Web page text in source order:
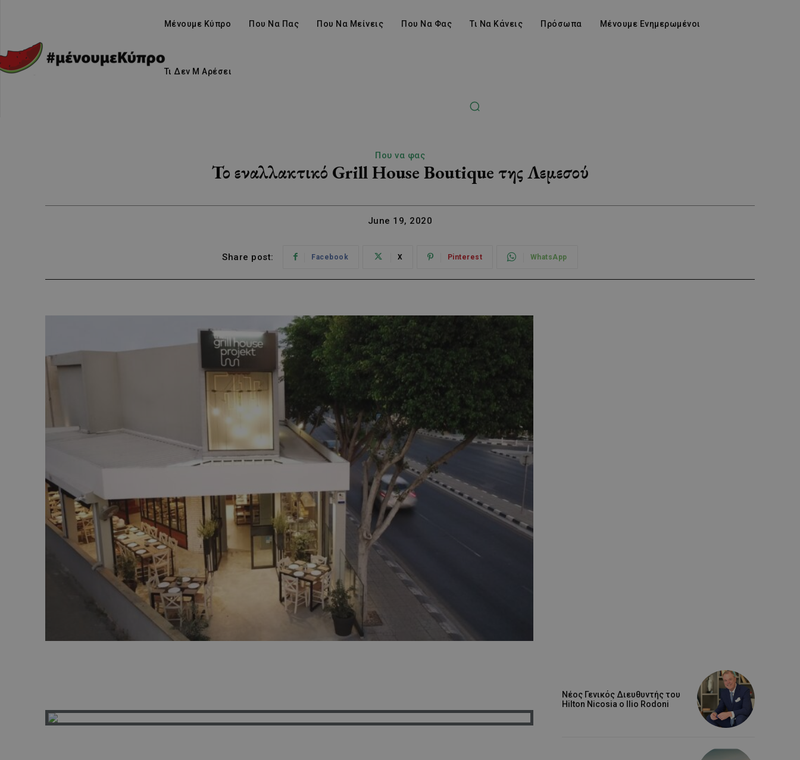
Μένουμε Κύπρο Που Να Πας Που Να Μείνεις Που Να Φας Τι Να Κάνεις Πρόσωπα Μένουμε Ενημερωμένοι
Τι Δεν Μ Αρέσει
Που να φας
Το εναλλακτικό Grill House Boutique της Λεμεσού
June 19, 2020
Share post: Facebook X Pinterest WhatsApp
Νέος Γενικός Διευθυντής του
Hilton Nicosia ο Ilio Rodoni